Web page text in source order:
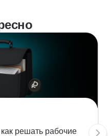
решать рабочие